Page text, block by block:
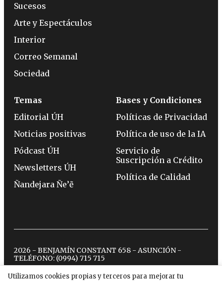
Utilizamos cookies propias y terceros para mejorar tu
Sucesos
Arte y Espectáculos
Interior
Correo Semanal
Sociedad
Temas
Editorial ÚH
Noticias positivas
Pódcast ÚH
Newsletters ÚH
Ñandejara Ñe’ẽ
Bases y Condiciones
Políticas de Privacidad
Política de uso de la IA
Servicio de
Suscripción a Crédito
Política de Calidad
2026 - BENJAMÍN CONSTANT 658 - ASUNCIÓN -
TELÉFONO: (0994) 715 715